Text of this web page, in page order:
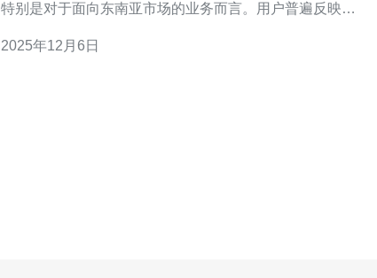
特别是对于面向东南亚市场的业务而言。用户普遍反映，
合需要快速响应的应用。 1. 越南 VPS 的延迟情况如何？
2025年12月6日